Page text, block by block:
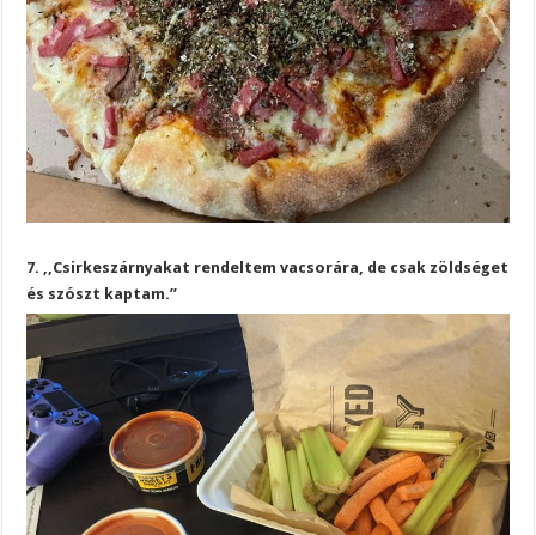
7. ,,Csirkeszárnyakat rendeltem vacsorára, de csak zöldséget
és szószt kaptam.”